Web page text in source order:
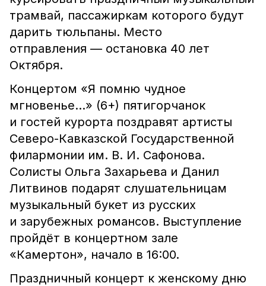
трамвай, пассажиркам которого будут
дарить тюльпаны. Место
отправления — остановка 40 лет
Октября.
Концертом «Я помню чудное
мгновенье…» (6+) пятигорчанок
и гостей курорта поздравят артисты
Северо-Кавказской Государственной
филармонии им. В. И. Сафонова.
Солисты Ольга Захарьева и Данил
Литвинов подарят слушательницам
музыкальный букет из русских
и зарубежных романсов. Выступление
пройдёт в концертном зале
«Камертон», начало в 16:00.
Праздничный концерт к женскому дню